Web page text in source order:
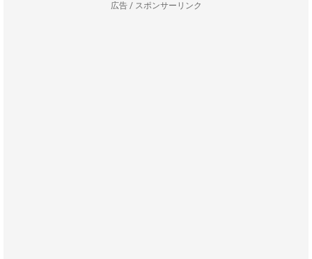
広告 / スポンサーリンク